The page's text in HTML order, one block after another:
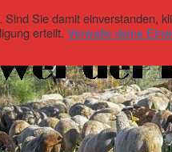
Sie damit einverstanden,
erteilt. Verwalte deine